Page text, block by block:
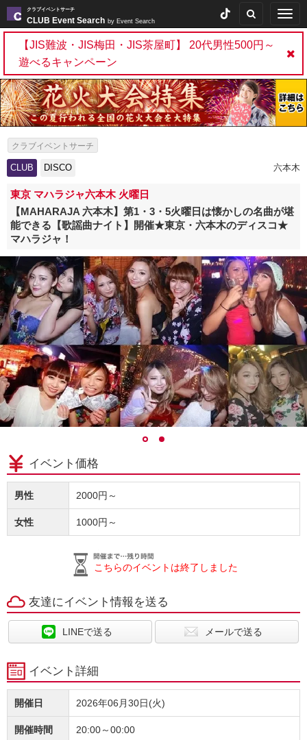
クラブイベントサーチ
CLUB Event Search by Event Search
【JIS難波・JIS梅田・JIS茶屋町】 20代男性500円～
遊べるキャンペーン
クラブイベントサーチ
CLUB DISCO 六本木
東京 マハラジャ六本木 火曜日
【MAHARAJA 六本木】第1・3・5火曜日は懐かしの名曲が堪
能できる【歌謡曲ナイト】開催★東京・六本木のディスコ★
マハラジャ！
イベント価格
男性 2000円～
女性 1000円～
こちらのイベントは終了しました
友達にイベント情報を送る
LINEで送る メールで送る
イベント詳細
開催日 2026年06月30日(火)
開催時間 20:00～00:00